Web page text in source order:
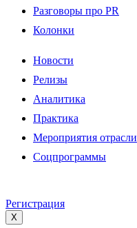
Разговоры про PR
Колонки
Новости
Релизы
Аналитика
Практика
Мероприятия отрасли
Соцпрограммы
Регистрация
X